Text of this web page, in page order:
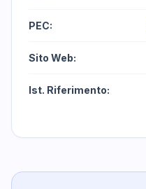
PEC:
Sito Web:
Ist. Riferimento: